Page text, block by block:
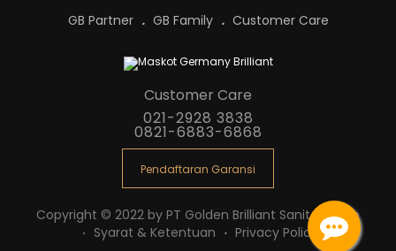
GB Partner GB Family Customer Care
Customer Care
021-2928 3838
0821-6883-6868
Pendaftaran Garansi
Copyright © 2022 by PT Golden Brilliant Sanitaryware
Syarat & Ketentuan
Privacy Policy